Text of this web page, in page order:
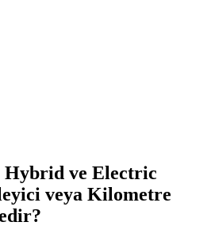
ve Electric
veya Kilometre